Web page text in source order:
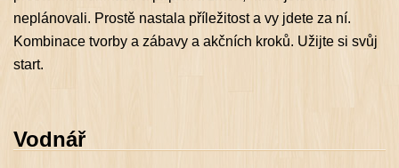
neplánovali. Prostě nastala příležitost a vy jdete za ní.
Kombinace tvorby a zábavy a akčních kroků. Užijte si svůj
start.
Vodnář